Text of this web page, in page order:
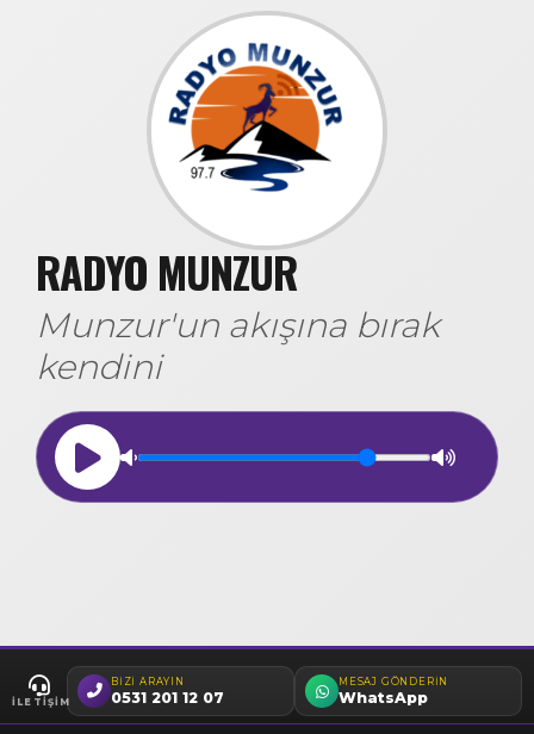
RADYO MUNZUR
Munzur'un akışına bırak
kendini
İLETIŞIM
BIZI ARAYIN
0531 201 12 07
MESAJ GÖNDERIN
WhatsApp